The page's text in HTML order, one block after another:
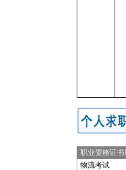
职业资格证
物流考试